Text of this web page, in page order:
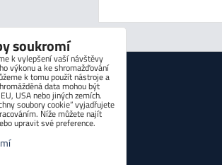
soukromí
k vylepšení vaší návštěvy
výkonu a ke shromažďování
k tomu použít nástroje a
data mohou být
USA nebo jiných zemích.
soubory cookie“ vyjadřujete
Níže můžete najít
upravit své preference.